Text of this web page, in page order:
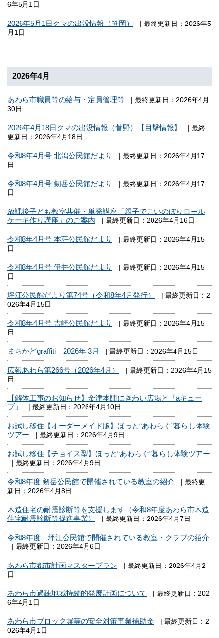
6年5月1日
2026年5月1日クマの出没情報（笹岡）
| 最終更新日：2026年5
月1日
2026年4月
あわら市職員等の給与・定員管理等
| 最終更新日：2026年4月
30日
2026年4月18日クマの出没情報（菅野）【目撃情報】
| 最終
更新日：2026年4月18日
令和8年4月号 北潟公民館だより
| 最終更新日：2026年4月17
日
令和8年4月号 剱岳公民館だより
| 最終更新日：2026年4月17
日
放課後子ども教室共催・単発講座「親子でこいのぼりロール
ケーキ作り講座」のご案内
| 最終更新日：2026年4月16日
令和8年4月号 本荘公民館だより
| 最終更新日：2026年4月15
日
令和8年4月号 伊井公民館だより
| 最終更新日：2026年4月15
日
坪江公民館だより第74号（令和8年4月発行）
| 最終更新日：2
026年4月15日
令和8年4月号 吉崎公民館だより
| 最終更新日：2026年4月15
日
まちかどgraffiti 2026年 3月 | 最終更新日：2026年4月15日
広報あわら第266号（2026年4月）
| 最終更新日：2026年4月15
日
【解体工事のお知らせ】金津本陣にぎわい広場と「aキュー
ブ」
| 最終更新日：2026年4月10日
お試し移住【オーダーメイド版】ほっと“あわらぐ”暮らし体験
ツアー
| 最終更新日：2026年4月9日
お試し移住【チョイス型】ほっと“あわらぐ”暮らし体験ツアー
| 最終更新日：2026年4月9日
令和8年度 剱岳公民館で開催されている教室の紹介
| 最終更
新日：2026年4月8日
木造住宅の耐震診断等を支援します（令和8年度あわら市木造
住宅耐震診断等促進事業）
| 最終更新日：2026年4月7日
令和8年度 坪江公民館で開催されている教室・クラブの紹介
| 最終更新日：2026年4月6日
あわら市都市計画マスタープラン
| 最終更新日：2026年4月2
日
あわら市過疎地域持続的発展計画について
| 最終更新日：202
6年4月1日
あわら市ブロック塀等の安全対策事業補助金
| 最終更新日：2
026年4月1日